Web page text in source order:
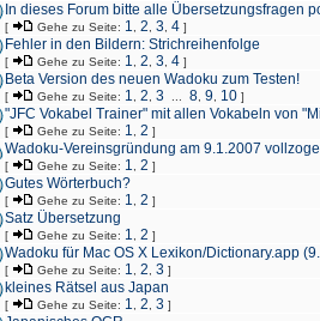
In dieses Forum bitte alle Übersetzungsfragen
[ Gehe zu Seite: 1 2 3 4 ]
Fehler in den Bildern: Strichreihenfolge
[ Gehe zu Seite: 1 2 3 4 ]
Beta Version des neuen Wadoku zum Testen!
[ Gehe zu Seite: 1 2 3 8 9 10 ]
"JFC Vokabel Trainer" mit allen Vokabeln von
[ Gehe zu Seite: 1 2 ]
Wadoku-Vereinsgründung am 9.1.2007
[ Gehe zu Seite: 1 2 ]
Gutes Wörterbuch?
[ Gehe zu Seite: 1 2 ]
Satz Übersetzung
[ Gehe zu Seite: 1 2 ]
Wadoku für Mac OS X Lexikon/Dictionary.app
[ Gehe zu Seite: 1 2 3 ]
kleines Rätsel aus Japan
[ Gehe zu Seite: 1 2 3 ]